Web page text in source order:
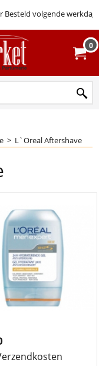
Besteld volgende werkdag
0
> L`Oreal Aftershave